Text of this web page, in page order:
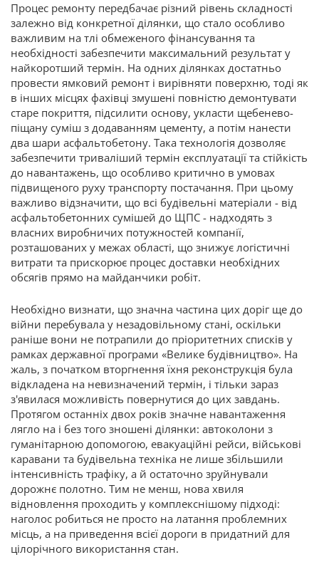
Процес ремонту передбачає різний рівень складності
залежно від конкретної ділянки, що стало особливо
важливим на тлі обмеженого фінансування та
необхідності забезпечити максимальний результат у
найкоротший термін. На одних ділянках достатньо
провести ямковий ремонт і вирівняти поверхню, тоді як
в інших місцях фахівці змушені повністю демонтувати
старе покриття, підсилити основу, укласти щебенево-
піщану суміш з додаванням цементу, а потім нанести
два шари асфальтобетону. Така технологія дозволяє
забезпечити триваліший термін експлуатації та стійкість
до навантажень, що особливо критично в умовах
підвищеного руху транспорту постачання. При цьому
важливо відзначити, що всі будівельні матеріали - від
асфальтобетонних сумішей до ЩПС - надходять з
власних виробничих потужностей компанії,
розташованих у межах області, що знижує логістичні
витрати та прискорює процес доставки необхідних
обсягів прямо на майданчики робіт.
Необхідно визнати, що значна частина цих доріг ще до
війни перебувала у незадовільному стані, оскільки
раніше вони не потрапили до пріоритетних списків у
рамках державної програми «Велике будівництво». На
жаль, з початком вторгнення їхня реконструкція була
відкладена на невизначений термін, і тільки зараз
з'явилася можливість повернутися до цих завдань.
Протягом останніх двох років значне навантаження
лягло на і без того зношені ділянки: автоколони з
гуманітарною допомогою, евакуаційні рейси, військові
каравани та будівельна техніка не лише збільшили
інтенсивність трафіку, а й остаточно зруйнували
дорожнє полотно. Тим не менш, нова хвиля
відновлення проходить у комплекснішому підході:
наголос робиться не просто на латання проблемних
місць, а на приведення всієї дороги в придатний для
цілорічного використання стан.